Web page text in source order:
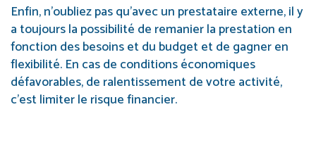
Enfin, n’oubliez pas qu’avec un prestataire externe, il y
a toujours la possibilité de remanier la prestation en
fonction des besoins et du budget et de gagner en
flexibilité. En cas de conditions économiques
défavorables, de ralentissement de votre activité,
c’est limiter le risque financier.